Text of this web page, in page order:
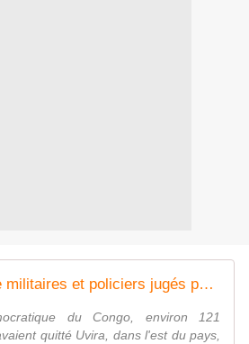
RDC: une centaine militaires et policiers jugés pour "abandon de poste" après la prise d'Uvira par l'AFC/M23
du Congo, environ 121
quitté Uvira, dans l'est du pays,